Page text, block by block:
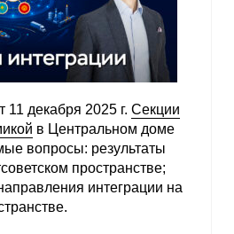
11 декабря 2025 г. Секции
в Центральном доме
вопросы: результаты
пространстве;
интеграции на